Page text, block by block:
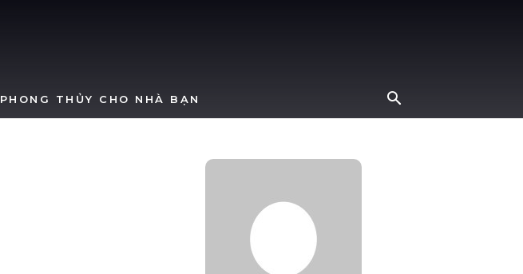
PHONG THỦY CHO NHÀ BẠN